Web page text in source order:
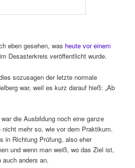
eben gesehen, was heute vor einem
Desasterkreis veröffentlicht wurde.
sozusagen der letzte normale
war, weil es kurz darauf hieß: „Ab
die Ausbildung noch eine ganze
nicht mehr so, wie vor dem Praktikum.
in Richtung Prüfung, also eher
und wenn man weiß, wo das Ziel ist,
anders an.